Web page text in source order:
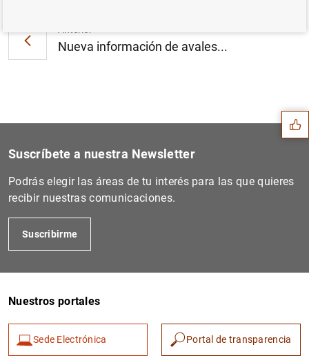
Anterior
Nueva información de avales...
Sugerencias
1 2
Suscríbete a nuestra Newsletter
Podrás elegir las áreas de tu interés para las que quieres
recibir nuestras comunicaciones.
Suscribirme
Nuestros portales
Sede Electrónica Portal de transparencia